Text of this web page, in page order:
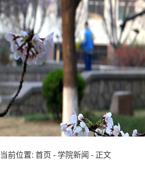
当前位置: 首页 - 学院新闻 - 正文